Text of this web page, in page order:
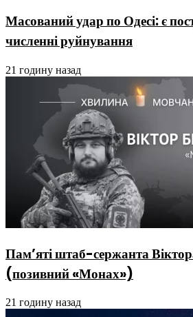
Масований удар по Одесі: є
численні руйнування
21 годину назад
Пам’яті штаб-сержанта
(позивний «Монах»)
21 годину назад